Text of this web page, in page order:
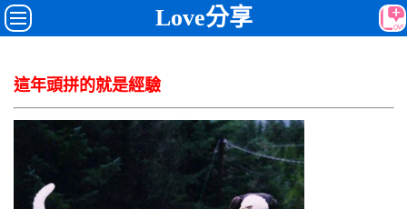
Love分享
這年頭拼的就是經驗